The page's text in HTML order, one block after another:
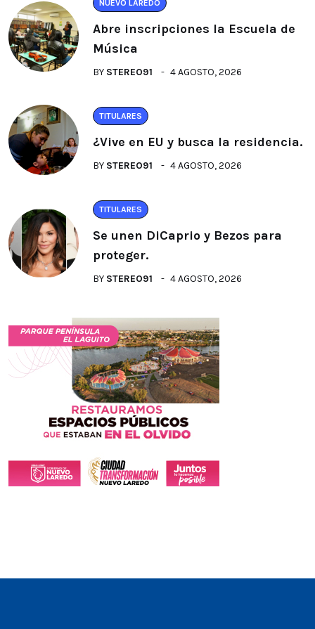
NUEVO LAREDO
Abre inscripciones la Escuela de
Música
BY STEREO91 4 AGOSTO, 2026
TITULARES
¿Vive en EU y busca la residencia.
BY STEREO91 4 AGOSTO, 2026
TITULARES
Se unen DiCaprio y Bezos para
proteger.
BY STEREO91 4 AGOSTO, 2026